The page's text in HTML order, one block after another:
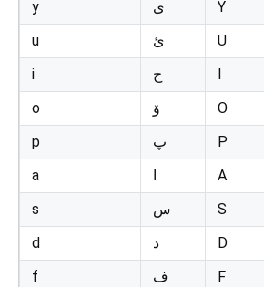
y
ی Y
u
ئ U
i
ح
o
ۆ O
p
پ P
a
A
s
س S
d
د D
f
ف F